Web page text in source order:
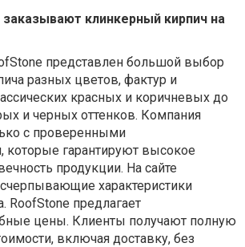
клинкерный кирпич на
представлен большой выбор
разных цветов, фактур и
красных и коричневых до
и черных оттенков. Компания
с проверенными
которые гарантируют высокое
продукции. На сайте
характеристики
RoofStone предлагает
цены. Клиенты получают полную
включая доставку, без